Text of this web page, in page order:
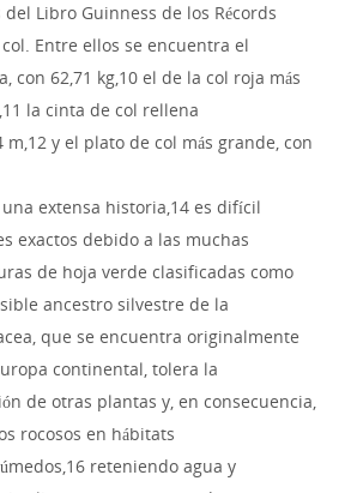
Libro Guinness de los Récords
Entre ellos se encuentra el
con 62,71 kg,10 el de la col roja más
la cinta de col rellena
m,12 y el plato de col más grande, con
extensa historia,14 es difícil
exactos debido a las muchas
de hoja verde clasificadas como
ancestro silvestre de la
que se encuentra originalmente
continental, tolera la
de otras plantas y, en consecuencia,
rocosos en hábitats
reteniendo agua y